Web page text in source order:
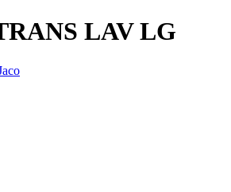
LAV LG